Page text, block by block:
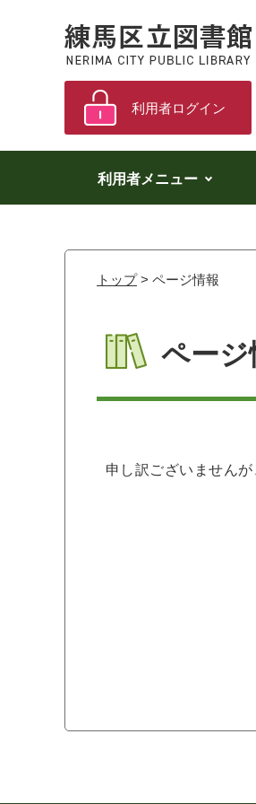
利用者ログイン
利用者メニュー
トップ> ページ情報
ページ
申し訳ございません